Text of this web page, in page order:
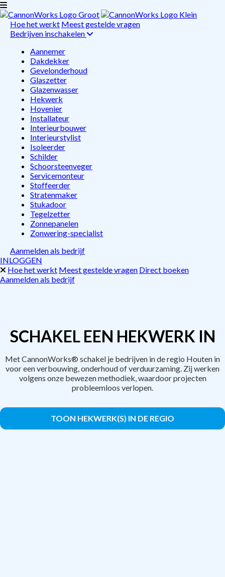
Hoe het werkt Meest gestelde vragen
Bedrijven inschakelen
Aannemer
Dakdekker
Gevelonderhoud
Glaszetter
Glazenwasser
Hekwerk
Hovenier
Installateur
Interieurbouwer
Interieurstylist
Isoleerder
Schilder
Schoorsteenveger
Servicemonteur
Stoffeerder
Stratenmaker
Stukadoor
Tegelzetter
Zonnepanelen
Zonwering-specialist
Aanmelden als bedrijf
INLOGGEN
Hoe het werkt Meest gestelde vragen Direct boeken
Aanmelden als bedrijf
SCHAKEL EEN HEKWERK IN
Met CannonWorks® schakel je bedrijven in de regio Houten in
voor een verbouwing, onderhoud of verduurzaming. Zij werken
volgens onze bewezen methodiek, waardoor projecten
probleemloos verlopen.
TOON HEKWERK(S) IN DE REGIO